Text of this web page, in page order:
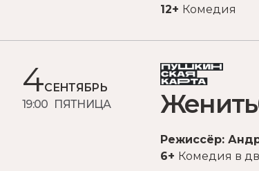
12+ Комедия
4 СЕНТЯБРЬ
19:00 ПЯТНИЦА
Режиссёр:
6+ Комедия в